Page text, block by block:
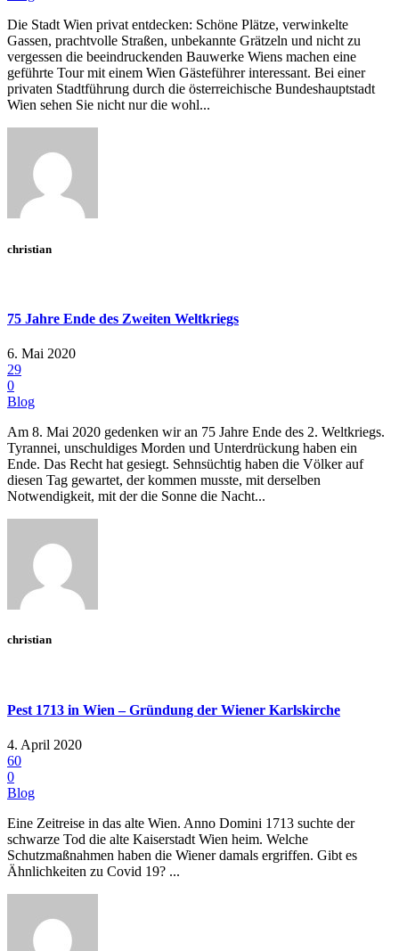
Die Stadt Wien privat entdecken: Schöne Plätze, verwinkelte
Gassen, prachtvolle Straßen, unbekannte Grätzeln und nicht zu
vergessen die beeindruckenden Bauwerke Wiens machen eine
geführte Tour mit einem Wien Gästeführer interessant. Bei einer
privaten Stadtführung durch die österreichische Bundeshauptstadt
Wien sehen Sie nicht nur die wohl...
christian
75 Jahre Ende des Zweiten Weltkriegs
6. Mai 2020
29
0
Blog
Am 8. Mai 2020 gedenken wir an 75 Jahre Ende des 2. Weltkriegs.
Tyrannei, unschuldiges Morden und Unterdrückung haben ein
Ende. Das Recht hat gesiegt. Sehnsüchtig haben die Völker auf
diesen Tag gewartet, der kommen musste, mit derselben
Notwendigkeit, mit der die Sonne die Nacht...
christian
Pest 1713 in Wien – Gründung der Wiener Karlskirche
4. April 2020
60
0
Blog
Eine Zeitreise in das alte Wien. Anno Domini 1713 suchte der
schwarze Tod die alte Kaiserstadt Wien heim. Welche
Schutzmaßnahmen haben die Wiener damals ergriffen. Gibt es
Ähnlichkeiten zu Covid 19? ...